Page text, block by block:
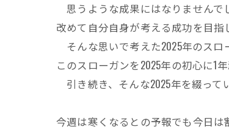
思うような成果にはなりませんで
改めて自分自身が考える成功を目指
そんな思いで考えた2025年のスロ
このスローガンを2025年の初心に1
引き続き、そんな2025年を綴って
今週は寒くなるとの予報でも今日は